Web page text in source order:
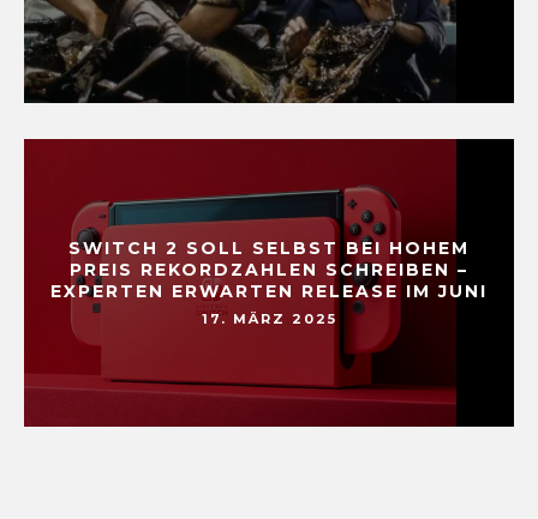
SWITCH 2 SOLL SELBST BEI HOHEM
PREIS REKORDZAHLEN SCHREIBEN –
EXPERTEN ERWARTEN RELEASE IM JUNI
17. MÄRZ 2025